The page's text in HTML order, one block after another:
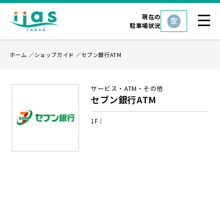
現在の
駐車場状況
ホーム ショップガイド セブン銀行ATM
サービス・ATM・その他
セブン銀行ATM
1F